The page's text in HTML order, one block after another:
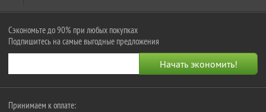
Сэкономьте до 90% при любых покупках
Подпишитесь на самые выгодные предложения
Принимаем к оплате: